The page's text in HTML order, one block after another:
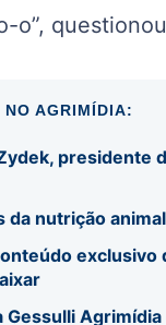
o”,
AGRIMÍDIA:
presidente
da nutrição
exclusivo
Gessulli